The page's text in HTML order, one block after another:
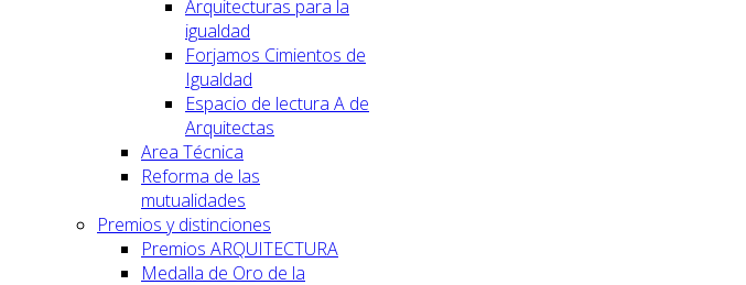
Arquitecturas para la
igualdad
Forjamos Cimientos de
Igualdad
Espacio de lectura A de
Arquitectas
Area Técnica
Reforma de las
mutualidades
Premios y distinciones
Premios ARQUITECTURA
Medalla de Oro de la